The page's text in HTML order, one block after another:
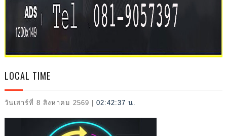
L
LOCAL TIME
วันเสาร์ที่ 8 สิงหาคม 2569 02:42:38 น.